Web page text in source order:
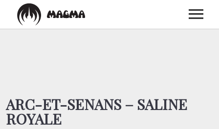
ARC-ET-SENANS – SALINE
ROYALE